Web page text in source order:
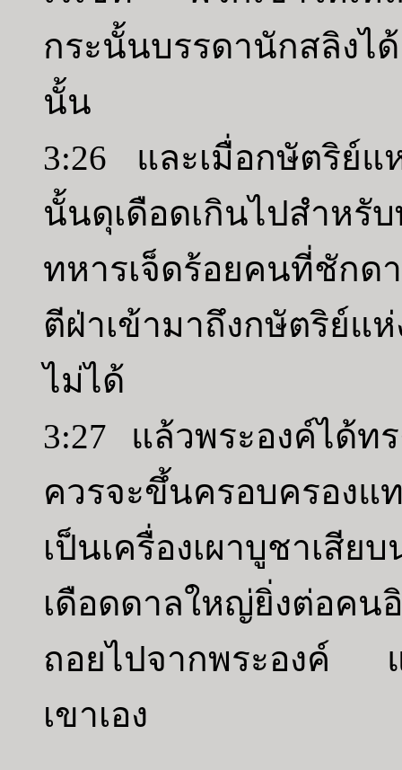
กระนั้นบรรดานักสลิง
นั้น
3:26 และเมื่อกษัตริย์แ
นั้นดุเดือดเกินไปสำหรั
ทหารเจ็ดร้อยคนที่ชักด
ตีฝ่าเข้ามาถึงกษัตริย์แ
ไม่ได้
3:27 แล้วพระองค์ได้ท
ควรจะขึ้นครอบครอง
เป็นเครื่องเผาบูชา
เดือดดาลใหญ่ยิ่งต่อค
ถอยไปจากพระองค์
เขาเอง